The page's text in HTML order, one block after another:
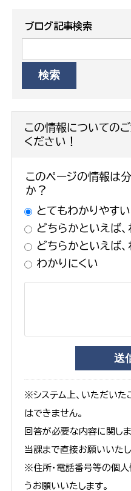
ブログ記事検索
この情報についての
ください！
このページの情報は
か？
とてもわかりやすい
どちらかといえば
どちらかといえば
わかりにくい
※システム上、いただいた
はできません。
回答が必要な内容に関し
当課まで直接お願いいたし
※住所・電話番号等の個
うお願いいたします。